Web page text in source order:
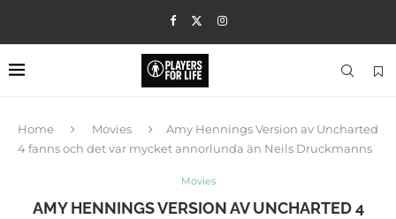
Home Movies
Amy Hennings Version av Uncharted
4 fanns och det var mycket annorlunda än Neils Druckmanns
Movies
AMY HENNINGS VERSION AV UNCHARTED 4